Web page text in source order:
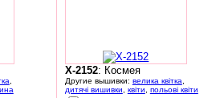
X-2152: Космея
Другие вышивки: велика квітка
дитячі вишивки
квіти польові квіти